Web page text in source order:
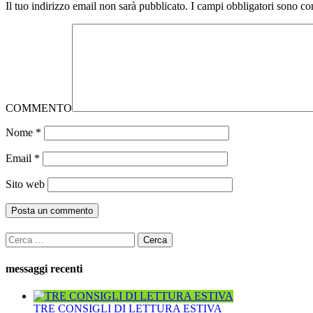
Il tuo indirizzo email non sarà pubblicato. I campi obbligatori sono
COMMENTO
Nome *
Email *
Sito web
Ricerca
per:
messaggi recenti
TRE CONSIGLI DI LETTURA ESTIVA